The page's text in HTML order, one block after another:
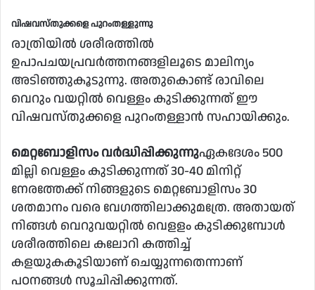
വിഷവസ്തുക്കളെ പുറംതള്ളുന്നു
രാത്രിയില്‍ ശരീരത്തില്‍
ഉപാപചയപ്രവര്‍ത്തനങ്ങളിലൂടെ മാലിന്യം
അടിഞ്ഞുകൂടുന്നു. അതുകൊണ്ട് രാവിലെ
വെറും വയറ്റില്‍ വെള്ളം കുടിക്കുന്നത് ഈ
വിഷവസ്തുക്കളെ പുറംതള്ളാന്‍ സഹായിക്കും.
മെറ്റബോളിസം വര്‍ദ്ധിപ്പിക്കുന്നുഏകദേശം 500
മില്ലി വെള്ളം കുടിക്കുന്നത് 30-40 മിനിറ്റ്
നേരത്തേക്ക് നിങ്ങളുടെ മെറ്റബോളിസം 30
ശതമാനം വരെ വേഗത്തിലാക്കുമത്രേ. അതായത്
നിങ്ങള്‍ വെറുവയറ്റില്‍ വെളളം കുടിക്കുമ്പോള്‍
ശരീരത്തിലെ കലോറി കത്തിച്ച്
കളയുകകൂടിയാണ് ചെയ്യുന്നതെന്നാണ്
പഠനങ്ങള്‍ സൂചിപ്പിക്കുന്നത്.